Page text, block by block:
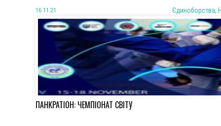
16 11 21 Єдиноборства,
ПАНКРАТІОН: ЧЕМПІОНАТ СВІТУ